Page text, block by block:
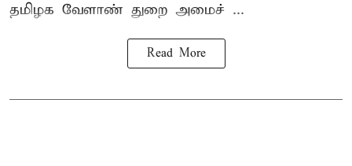
தமிழக வேளாண் துறை அமைச் ...
Read More